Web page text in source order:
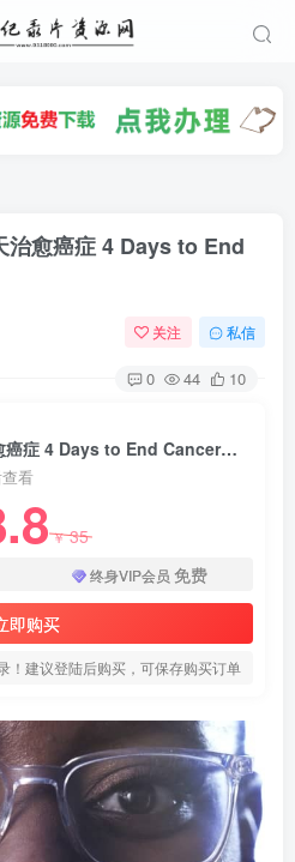
治愈癌症 4 Days to End
关注 私信
0 44 10
健康&医学纪录片《4天治愈癌症 4 Days to End Cancer》下载
看
￥35
终身VIP会员 免费
即购买
！建议登陆后购买，可保存购买订单